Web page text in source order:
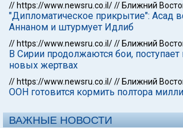
// https://www.newsru.co.il/// Ближний
"Дипломатическое прикрытие": Асад
Аннаном и штурмует Идлиб
// https://www.newsru.co.il/// Ближний
В Сирии продолжаются бои,
новых жертвах
// https://www.newsru.co.il/// Ближний
ООН готовится кормить полтора
ВАЖНЫЕ НОВОСТИ